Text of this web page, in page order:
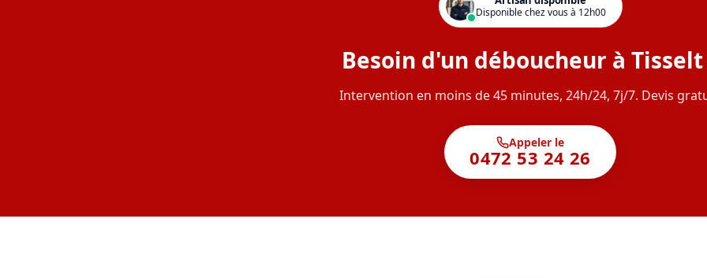
Disponible chez vous à 12h00
Besoin d'un déboucheur à Tisselt
Intervention en moins de 45 minutes, 24h/24, 7j/7. Devis
Appeler le
0472 53 24 26